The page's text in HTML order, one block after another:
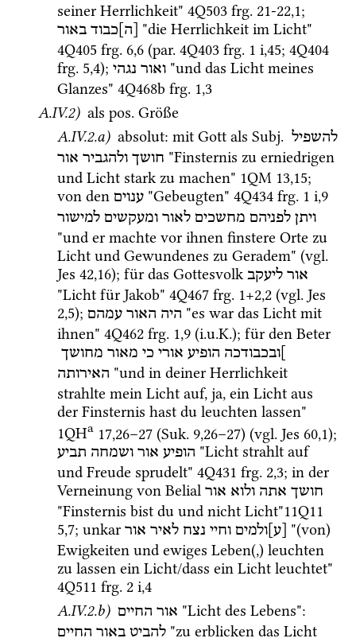
seiner Herrlichkeit" 4Q503 frg. 21-22,1
[ה]כבוד באור
4Q405 frg. 6,6 (par. 4Q403 frg. 1 i,45; 4Q404
frg. 5,4); ואור נגהי
"und das Licht meines
Glanzes" 4Q468b frg. 1,3
A.IV.2) als pos. Größe
A.IV.2.a) absolut: mit Gott als Subj. להשפיל
חושך ולהגביר אור
"Finsternis zu erniedrigen
und Licht stark zu machen" 1QM 13,15;
von den ענוים "Gebeugten" 4Q434 frg. 1 i,9
ויתן לפניהם מחשכים לאור ומעקשים למישור
"und er machte vor ihnen finstere Orte zu
Licht und Gewundenes zu Geradem" (vgl.
Jes 42,16); für das Gottesvolk אור ליעקב
"Licht für Jakob" 4Q467 frg. 1+2,2 (vgl. Jes
2,5); היה האור עמהם
"es war das Licht mit
ihnen" 4Q462 frg. 1,9 (i.u.K.
]ובכבודכה הופיע אורי כי מאור מחושך
האירותה "und in deiner Herrlichkeit
strahlte mein Licht auf, ja, ein Licht aus
1QHa 17,26–27 (Suk. 9,26–27) (vgl. Jes 60,1
הופיע אור ושמחה תביע
"Licht strahlt auf
und Freude sprudelt" 4Q431 frg. 2,3; in der
Verneinung von Belial
חושך אתה ולוא אור
"Finsternis bist du und nicht Licht"11Q11
5,7; unkar [ע]ולמים וחיי נצח לאיר אור
"(von)
Ewigkeiten und ewiges Leben(,) leuchten
4Q511 frg. 2 i,4
A.IV.2.b) אור החיים "Licht des Lebens"
להביט באור החיים
"zu erblicken das Licht